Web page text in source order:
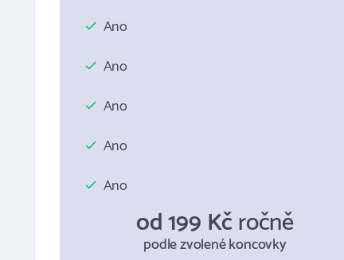
Ano
Ano
Ano
Ano
Ano
od 199 Kčročně
podle zvolené koncovky